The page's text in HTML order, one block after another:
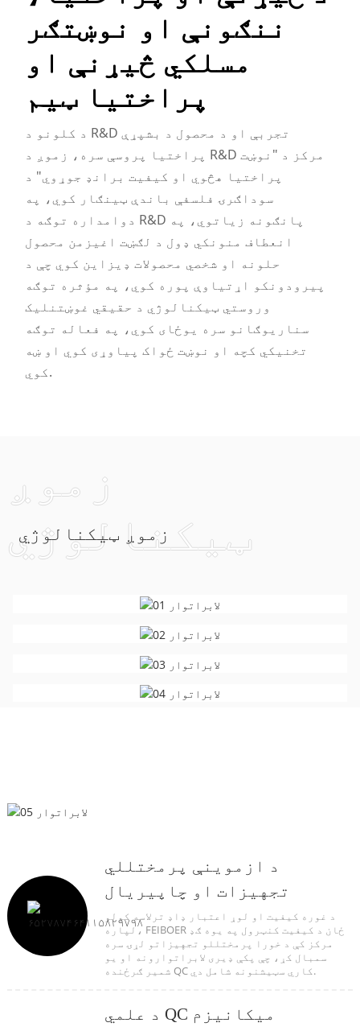
ننګونې او نوښتګر
مسلکي څیړنې او
پراختیا ټیم
د کلونو د R&D تجربې او د محصول د بشپړې
پراختیا پروسې سره، زموږ د R&D مرکز د "نوښت
پراختیا هڅوي او کیفیت برانډ جوړوي" د
سوداګرۍ فلسفې باندې ټینګار کوي، په
دوامداره توګه د R&D پانګونه زیاتوي، په
انعطاف منونکي ډول د لګښت اغیزمن محصول
حلونه او شخصي محصولات ډیزاین کوي ​​چې د
پیرودونکو اړتیاوې پوره کوي، په مؤثره توګه
وروستي ټیکنالوژي د حقیقي غوښتنلیک
سناریوګانو سره یوځای کوي، په فعاله توګه
تخنیکي کچه او نوښت ځواک پیاوړی کوي او ښه
کوي.
زموږ ټیکنالوژي
زموږ
ټیکنالوژي
د ازموینې پرمختللي
تجهیزات او چاپیریال
د غوره کیفیت او لوړ اعتبار ډاډ ترلاسه کولو
لپاره، FEIBOER ځان د کیفیت کنټرول په یوه ګډ
مرکز کې د خورا پرمختللو تجهیزاتو لړۍ سره
سمبال کړ، چې پکې ډیری لابراتوارونه او یو
شمیر ګرځنده QC کاري سټیشنونه شامل دي.
د علمي QC میکانیزم